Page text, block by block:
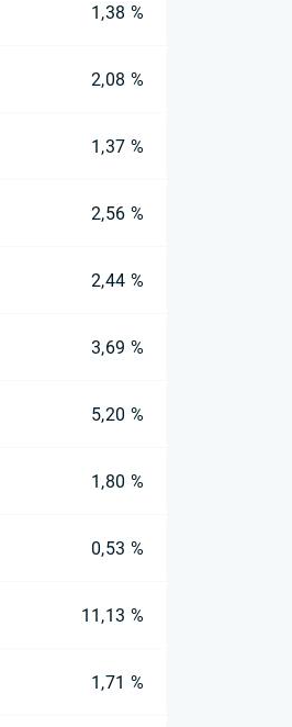
1,38 %
2,08 %
1,37 %
2,56 %
2,44 %
3,69 %
5,20 %
1,80 %
0,53 %
11,13 %
1,71 %